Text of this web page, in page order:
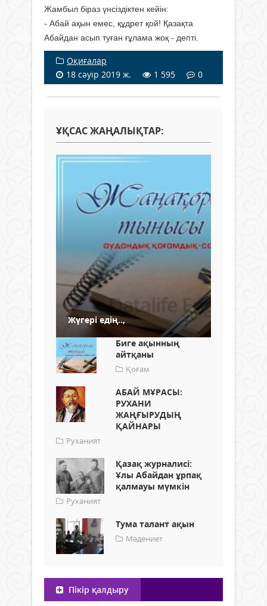
Жамбыл біраз үнсіздіктен кейін:
- Абай ақын емес, құдрет қой! Қазақта
Абайдан асып туған ғұлама жоқ - депті.
Оқиғалар
18 сәуір 2019 ж.
1 595 0
ҰҚСАС ЖАҢАЛЫҚТАР:
Жүгері едің..,
Биге ақынның
айтқаны
Қоғам
АБАЙ МҰРАСЫ:
РУХАНИ
ЖАҢҒЫРУДЫҢ
ҚАЙНАРЫ
Руханият
Қазақ журналисі:
Ұлы Абайдан ұрпақ
қалмауы мүмкін
Руханият
Тума талант ақын
Мәдениет
Пікір қалдыру